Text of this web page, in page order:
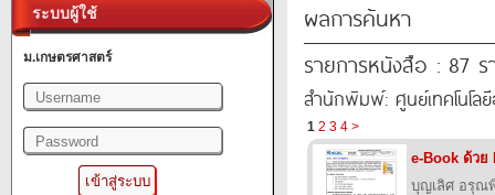
ระบบผู้ใช้
ม.เกษตรศาสตร์
ผลการค้นหา
รายการหนังสือ : 87 ร
สำนักพิมพ์: ศูนย์เทคโนโล
1 2 3 4 >
e-Book ด้วย
บุญเลิศ อรุณ